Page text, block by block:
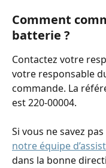
Comment
batterie ?
Contactez votre
votre responsable
commande. La
est 220-00004.
Si vous ne savez
notre équipe
dans la bonne